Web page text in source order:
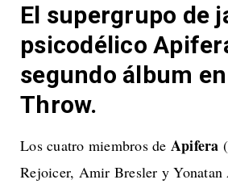
El supergrupo de
psicodélico
segundo álbum
Throw.
Los cuatro miembros de Apifera
Rejoicer, Amir Bresler y